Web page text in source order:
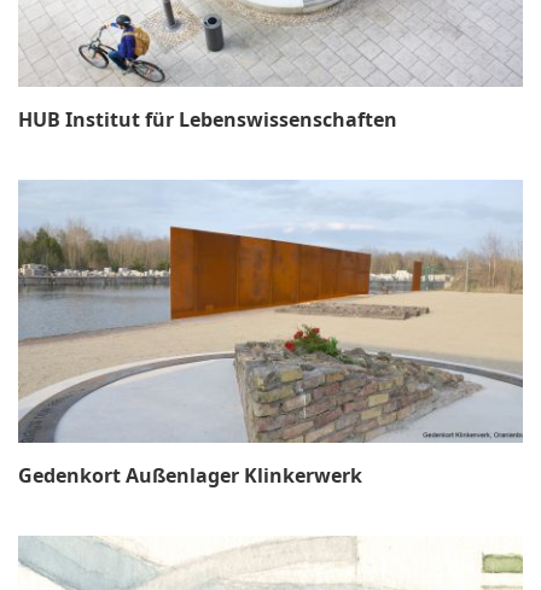
HUB Institut für Lebenswissenschaften
Gedenkort Außenlager Klinkerwerk